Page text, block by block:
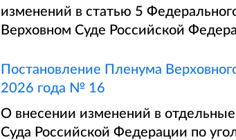
изменений в статью 5
Верховном Суде Российской
Постановление Пленума
2026 года № 16
О внесении изменений в
Суда Российской Федерации по